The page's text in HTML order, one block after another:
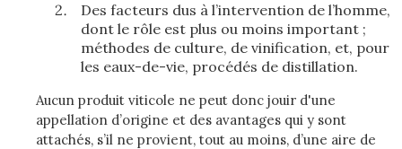
Des facteurs dus à l’intervention de l’homme,
dont le rôle est plus ou moins important ;
méthodes de culture, de vinification, et, pour
les eaux-de-vie, procédés de distillation.
Aucun produit viticole ne peut donc jouir d'une
appellation d’origine et des avantages qui y sont
attachés, s’il ne provient, tout au moins, d’une aire de